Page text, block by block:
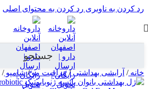
رد کردن به ناوبری رد کردن به محتوای اصلی
جستجو
خانه / آرایشی بهداشتی/ مراقبت مو/ شامپو /